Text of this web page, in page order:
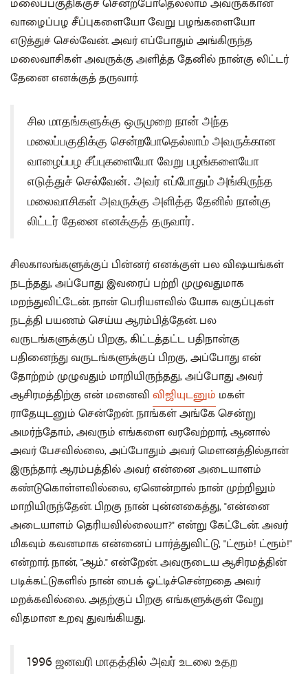
வாழைப்பழ சீப்புகளையோ வேறு பழங்களையோ
எடுத்துச் செல்வேன். அவர் எப்போதும் அங்கிருந்த
மலைவாசிகள் அவருக்கு அளித்த தேனில் நான்கு லிட்டர்
தேனை எனக்குத் தருவார்.
சில மாதங்களுக்கு ஒருமுறை நான் அந்த
மலைப்பகுதிக்கு சென்றபோதெல்லாம் அவருக்கான
வாழைப்பழ சீப்புகளையோ வேறு பழங்களையோ
எடுத்துச் செல்வேன். அவர் எப்போதும் அங்கிருந்த
மலைவாசிகள் அவருக்கு அளித்த தேனில் நான்கு
லிட்டர் தேனை எனக்குத் தருவார்.
சிலகாலங்களுக்குப் பின்னர் எனக்குள் பல விஷயங்கள்
நடந்தது, அப்போது இவரைப் பற்றி முழுவதுமாக
மறந்துவிட்டேன். நான் பெரியளவில் யோக வகுப்புகள்
நடத்தி பயணம் செய்ய ஆரம்பித்தேன். பல
வருடங்களுக்குப் பிறகு, கிட்டத்தட்ட பதிநான்கு
பதினைந்து வருடங்களுக்குப் பிறகு, அப்போது என்
தோற்றம் முழுவதும் மாறியிருந்தது, அப்போது அவர்
ஆசிரமத்திற்கு என் மனைவிவிஜியுடனும் மகள்
ராதேயுடனும் சென்றேன். நாங்கள் அங்கே சென்று
அமர்ந்தோம், அவரும் எங்களை வரவேற்றார், ஆனால்
அவர் பேசவில்லை, அப்போதும் அவர் மௌனத்தில்தான்
இருந்தார். ஆரம்பத்தில் அவர் என்னை அடையாளம்
கண்டுகொள்ளவில்லை, ஏனென்றால் நான் முற்றிலும்
மாறியிருந்தேன். பிறகு நான் புன்னகைத்து, "என்னை
அடையாளம் தெரியவில்லையா?" என்று கேட்டேன். அவர்
மிகவும் கவனமாக என்னைப் பார்த்துவிட்டு, "ட்ரூம்! ட்ரூம்!"
என்றார். நான், "ஆம்." என்றேன். அவருடைய ஆசிரமத்தின்
படிக்கட்டுகளில் நான் பைக் ஓட்டிச்சென்றதை அவர்
மறக்கவில்லை. அதற்குப் பிறகு எங்களுக்குள் வேறு
விதமான உறவு துவங்கியது.
1996 ஜனவரி மாதத்தில் அவர் உடலை உதற